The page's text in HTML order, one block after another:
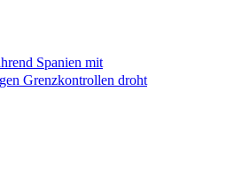
Spanien mit
Grenzkontrollen droht